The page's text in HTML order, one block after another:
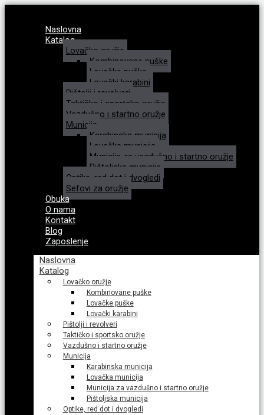
Naslovna
Katalog
Lovačko oružje
Kombinovane puške
Lovačke puške
Lovački karabini
Pištolji i revolveri
Taktičko i sportsko oružje
Vazdušno i startno oružje
Municija
Karabinska municija
Lovačka municija
Municija za vazdušno i startno oružje
Pištoljska municija
Optike, red dot i dvogledi
Sefovi za oružje
Obuka
O nama
Kontakt
Blog
Zaposlenje
Naslovna
Katalog
Lovačko oružje
Kombinovane puške
Lovačke puške
Lovački karabini
Pištolji i revolveri
Taktičko i sportsko oružje
Vazdušno i startno oružje
Municija
Karabinska municija
Lovačka municija
Municija za vazdušno i startno oružje
Pištoljska municija
Optike, red dot i dvogledi